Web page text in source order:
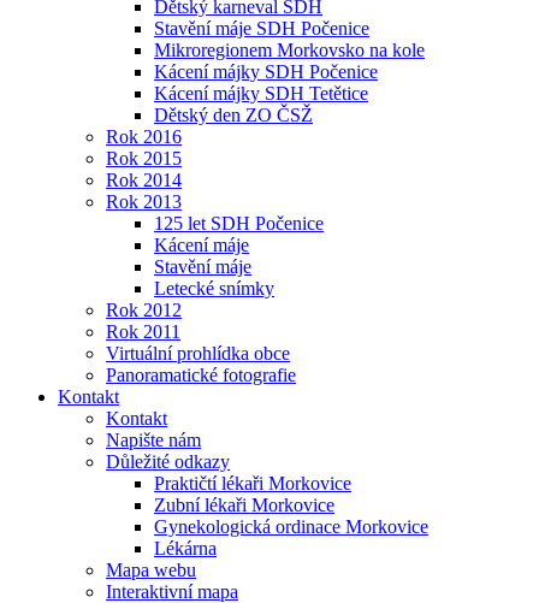
Dětský karneval SDH
Stavění máje SDH Počenice
Mikroregionem Morkovsko na kole
Kácení májky SDH Počenice
Kácení májky SDH Tetětice
Dětský den ZO ČSŽ
Rok 2016
Rok 2015
Rok 2014
Rok 2013
125 let SDH Počenice
Kácení máje
Stavění máje
Letecké snímky
Rok 2012
Rok 2011
Virtuální prohlídka obce
Panoramatické fotografie
Kontakt
Kontakt
Napište nám
Důležité odkazy
Praktičtí lékaři Morkovice
Zubní lékaři Morkovice
Gynekologická ordinace Morkovice
Lékárna
Mapa webu
Interaktivní mapa